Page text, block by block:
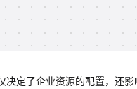
决定了企业资源的配置，还影